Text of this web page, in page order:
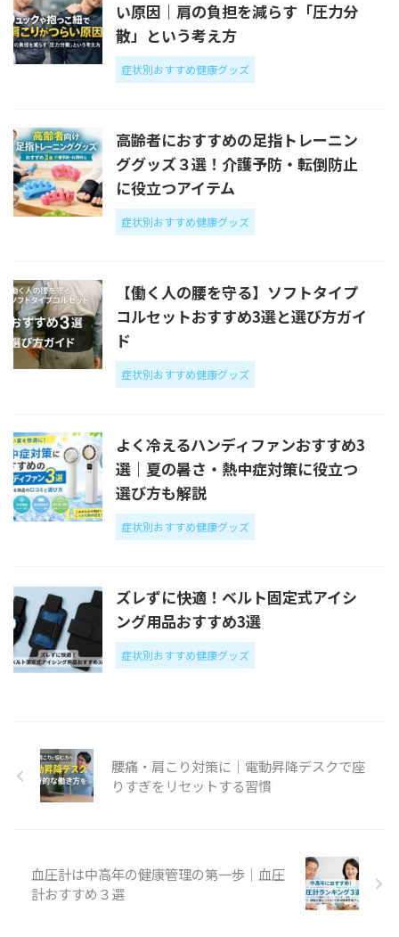
い原因｜肩の負担を減らす「圧力分
散」という考え方
症状別おすすめ健康グッズ
高齢者におすすめの足指トレーニン
ググッズ３選！介護予防・転倒防止
に役立つアイテム
症状別おすすめ健康グッズ
【働く人の腰を守る】ソフトタイプ
コルセットおすすめ3選と選び方ガイ
ド
症状別おすすめ健康グッズ
よく冷えるハンディファンおすすめ3
選｜夏の暑さ・熱中症対策に役立つ
選び方も解説
症状別おすすめ健康グッズ
ズレずに快適！ベルト固定式アイシ
ング用品おすすめ3選
症状別おすすめ健康グッズ
腰痛・肩こり対策に｜電動昇降デスクで座
りすぎをリセットする習慣
血圧計は中高年の健康管理の第一歩｜血圧
計おすすめ３選